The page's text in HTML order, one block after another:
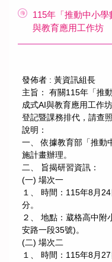
115年「推動中小
與教育應用工作坊
發佈者 : 黃資訊組長
主旨： 有關115年「推
成式AI與教育應用工作
登記暨課務排代，請查照
說明：
一、 依據教育部「推動
施計畫辦理。
二、 旨揭研習資訊：
(一) 場次一
１、 時間：115年8月
分。
２、 地點：葳格高中附
安路一段35號)。
(二) 場次二
１、 時間：115年8月